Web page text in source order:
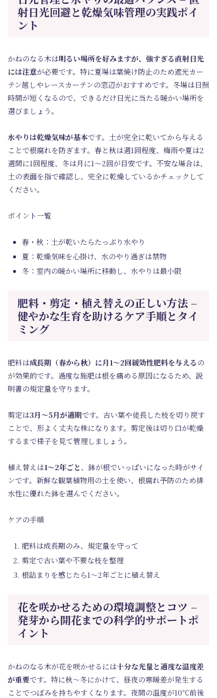
射日光回避と乾燥気味管理の実践ポイ
ント
かねのなる木は明るい場所を好みますが、強すぎる直射日光
には注意が必要です。特に夏場は葉焼け防止のため遮光カー
テン越しやレースカーテンの窓辺がおすすめです。冬場は日照
時間が短くなるので、できるだけ日光に当たる暖かい場所を
選びましょう。
水やりは乾燥気味が基本です。土が完全に乾いてから与える
ことで根腐れを防ぎます。春と秋は週1回程度、梅雨や夏は2
週間に1回程度、冬は月に1～2回が目安です。不安な場合は、
土の表面を指で確認し、完全に乾燥しているかチェックして
ください。
ポイント一覧
春・秋：土が乾いたらたっぷり水やり
夏：乾燥気味を心掛け、水のやり過ぎは禁物
冬：室内の暖かい場所に移動し、水やりは最小限
肥料・剪定・植え替えの正しい方法 –
健やかな生育を助けるケア手順とタイ
ミング
肥料は成長期（春から秋）に月1～2回緩効性肥料を与える の
が効果的です。過度な施肥は根を痛める原因になるため、説
明書の規定量を守ります。
剪定は3月～5月が適期です。古い葉や徒長した枝を切り戻す
ことで、形よく丈夫な株になります。剪定後は切り口が乾燥
するまで様子を見て管理しましょう。
植え替えは1～2年ごと、鉢が根でいっぱいになった時がサイ
ンです。新鮮な観葉植物用の土を使い、根腐れ予防のため排
水性に優れた鉢を選んでください。
ケアの手順
肥料は成長期のみ、規定量を守って
剪定で古い葉や不要な枝を整理
根詰まりを感じたら1～2年ごとに植え替え
花を咲かせるための環境調整とコツ –
発芽から開花までの科学的サポートポ
イント
かねのなる木が花を咲かせるには十分な光量と適度な温度差
が重要です。特に秋～冬にかけて、昼夜の寒暖差が発生する
ことでつぼみを持ちやすくなります。夜間の温度が10℃前後